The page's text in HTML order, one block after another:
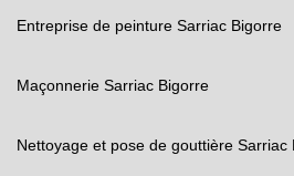
Entreprise de peinture Sarriac Bigorre
Maçonnerie Sarriac Bigorre
Nettoyage et pose de gouttière Sarriac